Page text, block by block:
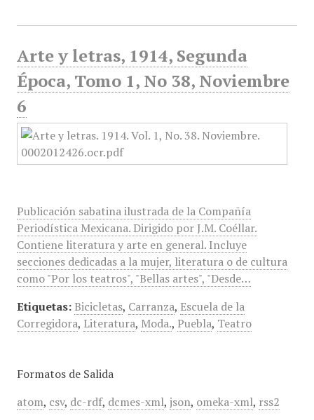
Arte y letras, 1914, Segunda
Época, Tomo 1, No 38, Noviembre
6
Publicación sabatina ilustrada de la Compañía
Periodística Mexicana. Dirigido por J.M. Coéllar.
Contiene literatura y arte en general. Incluye
secciones dedicadas a la mujer, literatura o de cultura
como "Por los teatros", "Bellas artes", "Desde…
Etiquetas: Bicicletas, Carranza, Escuela de la
Corregidora, Literatura, Moda., Puebla, Teatro
Formatos de Salida
atom, csv, dc-rdf, dcmes-xml, json, omeka-xml, rss2